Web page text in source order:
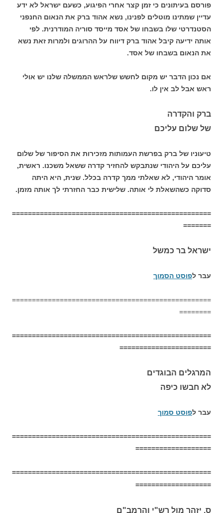
פורסם בעיתונים כי זמן קצר אחרי הפיגוע, כשעם ישראל לא ידע
עדיין שמתינו מוטלים לפנינו, נשא אהוד ברק את הנאום החנפני
הסטנדרטי שלו בשבחו של אסד מייסד סוריה המודרנית. לפי
אותה ידיעה קיבל אהוד ברק דיווח על ההרוגים ולמרות זאת נשא
את הנאום בשבחו של אסד.
אם נכון הדבר יש מקום לחשש שלראש הממשלה שלנו יש אולי
ראש אבל לב אין לו.
ברק והקדרה
של שלום עליכם
טיעוניו של ברק בפרשת העמותות מזכירות את הסיפור של שלום
עליכם על היהודי שנתבקש להחזיר קדרה ששאל משכנו. ראשית,
אומר היהודי, לא שאלתי ממך קדרה בכלל. שנית, היא היתה
סדוקה כשהשאלת לי אותה. שלישית כבר החזרתי לך אותה מזמן.
==================================================
=======
ישראל בר כמשל
עבר לפוסט הסמוך
==================================================
========
==================================================
=======================
המרגלים הבוגדים
לא חבשו כיפה
עבר לפוסט סמוך
==================================================
===================
==================================================
===================
ס. יזהר מול רש"י והרמב"ם